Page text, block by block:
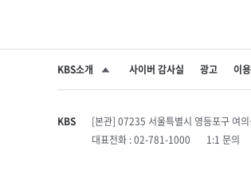
KBS소개 사이버 감사실 광고 이
KBS [본관] 07235 서울특별시 영등포구 여
대표전화 : 02-781-1000
1:1 문의
SNS 공유하기